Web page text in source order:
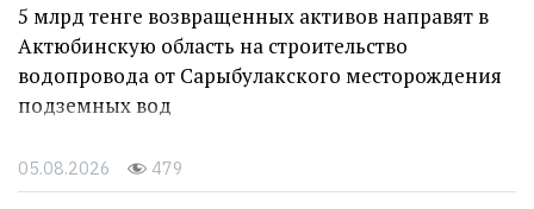
5 млрд тенге возвращенных активов направят в
Актюбинскую область на строительство
водопровода от Сарыбулакского месторождения
подземных вод
05.08.2026 479